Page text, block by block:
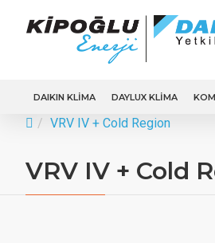
DAIKIN KLIMA DAYLUX KLIMA
VRV IV + Cold Region
VRV IV + Cold